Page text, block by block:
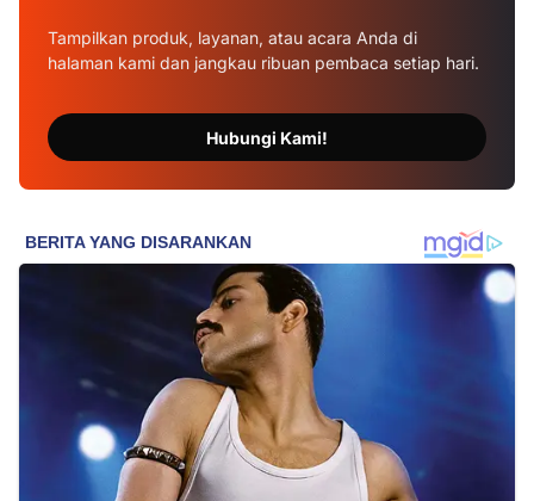
Tampilkan produk, layanan, atau acara Anda di
halaman kami dan jangkau ribuan pembaca setiap hari.
Hubungi Kami!